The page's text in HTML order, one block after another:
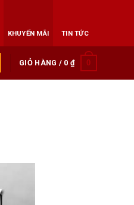
KHUYẾN MÃI TIN TỨC
GIỎ HÀNG / 0 ₫ 0